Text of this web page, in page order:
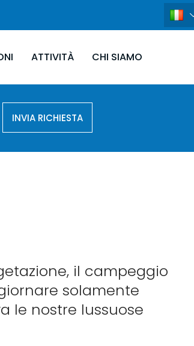
ATTIVITÀ CHI SIAMO
INVIA RICHIESTA
il campeggio
solamente
le nostre lussuose